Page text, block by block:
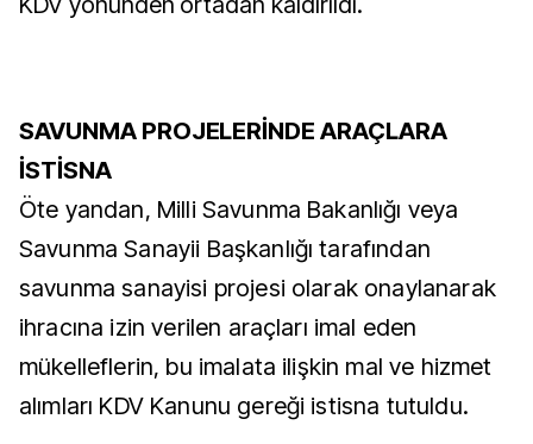
SAVUNMA PROJELERİNDE ARAÇLARA
İSTİSNA
Öte yandan, Milli Savunma Bakanlığı veya
Savunma Sanayii Başkanlığı tarafından
savunma sanayisi projesi olarak onaylanarak
ihracına izin verilen araçları imal eden
mükelleflerin, bu imalata ilişkin mal ve hizmet
alımları KDV Kanunu gereği istisna tutuldu.